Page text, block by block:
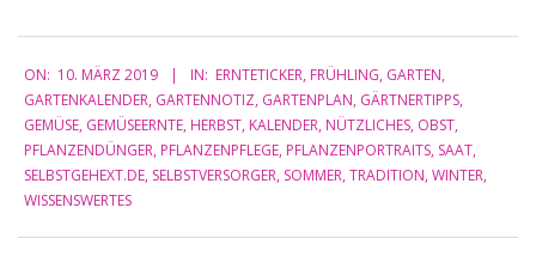
03-
10
ON: 10. MÄRZ 2019 IN: ERNTETICKER, FRÜHLING, GARTEN,
GARTENKALENDER, GARTENNOTIZ, GARTENPLAN, GÄRTNERTIPPS,
GEMÜSE, GEMÜSEERNTE, HERBST, KALENDER, NÜTZLICHES, OBST,
PFLANZENDÜNGER, PFLANZENPFLEGE, PFLANZENPORTRAITS, SAAT,
SELBSTGEHEXT.DE, SELBSTVERSORGER, SOMMER, TRADITION, WINTER,
WISSENSWERTES